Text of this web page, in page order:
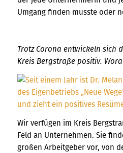
Umgang finden musste oder
Trotz Corona entwickeln sich
Kreis Bergstraße positiv.
Wir verfügen im Kreis
Feld an Unternehmen. Sie
großen Arbeitgeber vor, von